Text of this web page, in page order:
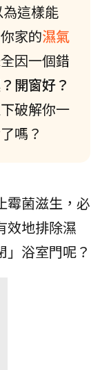
這樣能
家的濕氣
因一個錯
開窗好？
破解你一
嗎？
霉菌滋生，必
效地排除濕
浴室門呢？